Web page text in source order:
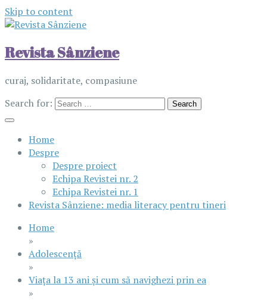
Skip to content
Revista Sânziene
curaj, solidaritate, compasiune
Search for:
Home
Despre
Despre proiect
Echipa Revistei nr. 2
Echipa Revistei nr. 1
Revista Sânziene: media literacy pentru tineri
Home
»
Adolescență
»
Viața la 13 ani și cum să navighezi prin ea
»